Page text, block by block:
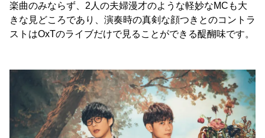
楽曲のみならず、2人の夫婦漫才のような軽妙なMCも大
きな見どころであり、演奏時の真剣な顔つきとのコントラ
ストはOxTのライブだけで見ることができる醍醐味です。